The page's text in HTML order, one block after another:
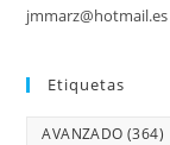
jmmarz@hotmail.es
Etiquetas
AVANZADO (364)